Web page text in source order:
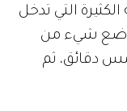
التي تدخل
وضع شيء من
دقائق، ثم